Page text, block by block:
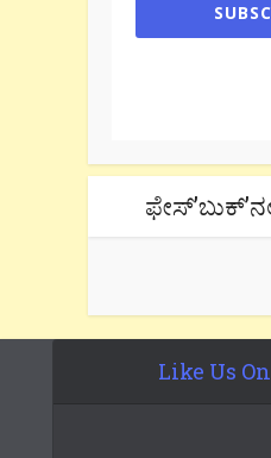
Like Us